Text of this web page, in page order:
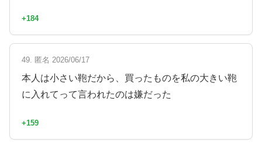
+184
49. 匿名 2026/06/17
本人は小さい鞄だから、買ったものを私の大きい鞄
に入れてって言われたのは嫌だった
+159